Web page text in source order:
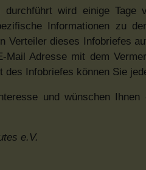
wird einige
Informationen zu
Verteiler dieses Infobriefes
Adresse mit dem
des Infobriefes können Sie
und wünschen
e.V.